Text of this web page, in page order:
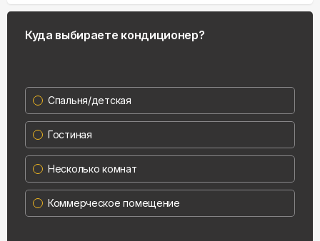
Куда выбираете кондиционер?
Спальня/детская
Гостиная
Несколько комнат
Коммерческое помещение